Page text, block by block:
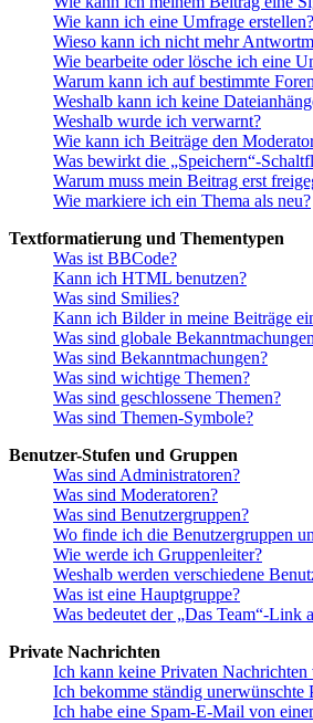
Wie kann ich eine Umfrage erstellen?
Wieso kann ich nicht mehr
Wie bearbeite oder lösche ich eine
Warum kann ich auf bestimmte
Weshalb kann ich keine
Weshalb wurde ich verwarnt?
Wie kann ich Beiträge den
Was bewirkt die „Speichern“-
Warum muss mein Beitrag erst
Wie markiere ich ein Thema als neu?
Textformatierung und Thementypen
Was ist BBCode?
Kann ich HTML benutzen?
Was sind Smilies?
Kann ich Bilder in meine Beiträge
Was sind globale
Was sind Bekanntmachungen?
Was sind wichtige Themen?
Was sind geschlossene Themen?
Was sind Themen-Symbole?
Benutzer-Stufen und Gruppen
Was sind Administratoren?
Was sind Moderatoren?
Was sind Benutzergruppen?
Wo finde ich die Benutzergruppen
Wie werde ich Gruppenleiter?
Weshalb werden verschiedene
Was ist eine Hauptgruppe?
Was bedeutet der „Das Team“-Link
Private Nachrichten
Ich kann keine Privaten Nachrichten
Ich bekomme ständig unerwünschte
Ich habe eine Spam-E-Mail von